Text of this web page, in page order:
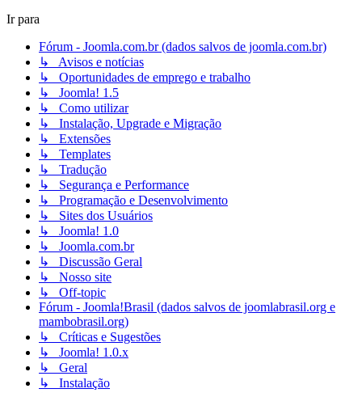
Ir para
Fórum - Joomla.com.br (dados salvos de joomla.com.br)
↳ Avisos e notícias
↳ Oportunidades de emprego e trabalho
↳ Joomla! 1.5
↳ Como utilizar
↳ Instalação, Upgrade e Migração
↳ Extensões
↳ Templates
↳ Tradução
↳ Segurança e Performance
↳ Programação e Desenvolvimento
↳ Sites dos Usuários
↳ Joomla! 1.0
↳ Joomla.com.br
↳ Discussão Geral
↳ Nosso site
↳ Off-topic
Fórum - Joomla!Brasil (dados salvos de joomlabrasil.org e
mambobrasil.org)
↳ Críticas e Sugestões
↳ Joomla! 1.0.x
↳ Geral
↳ Instalação